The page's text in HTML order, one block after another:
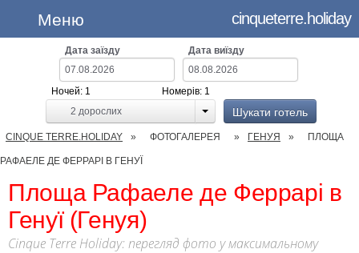
Меню cinqueterre.holiday
Дата заїзду Дата виїзду
2 дорослих
Ночей: 1 Номерів: 1
Шукати готель
CINQUE TERRE.HOLIDAY ФОТОГАЛЕРЕЯ ГЕНУЯ ПЛОЩА
РАФАЕЛЕ ДЕ ФЕРРАРІ В ГЕНУЇ
Площа Рафаеле де Феррарі в
Генуї (Генуя)
Cinque Terre Holiday: перегляд фото у максимальному